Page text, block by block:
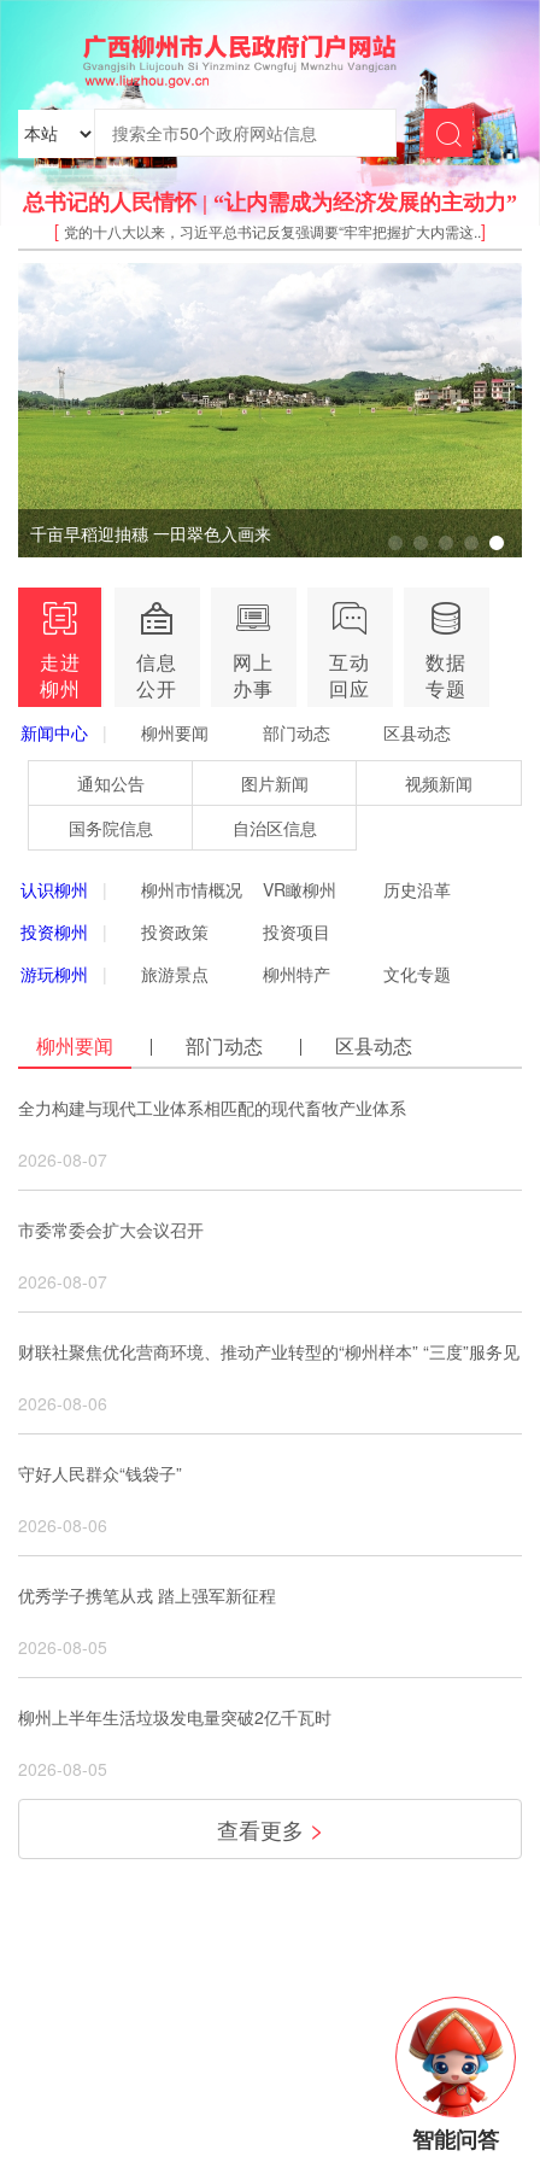
总书记的人民情怀 | “让内需成为经济发展的主动力”
[ 党的十八大以来，习近平总书记反复强调要“牢牢把握扩大内需这..]
千亩早稻迎抽穗 一田翠色入画来

走进
柳州

信息
公开

网上
办事

互动
回应

数据
专题
新闻中心 | 柳州要闻 部门动态 区县动态
通知公告 图片新闻
视频新闻
国务院信息
自治区信息
认识柳州 | 柳州市情概况 VR瞰柳州
历史沿革
投资柳州
| 投资政策
投资项目
游玩柳州
| 旅游景点 柳州特产 文化专题
柳州要闻 部门动态 区县动态
全力构建与现代工业体系相匹配的现代畜牧产业体系
2026-08-07
市委常委会扩大会议召开
2026-08-07
财联社聚焦优化营商环境、推动产业转型的“柳州样本” “三度”服务见
真章！柳州工业跑出增长加速度
2026-08-06
​守好人民群众“钱袋子”
2026-08-06
优秀学子携笔从戎 踏上强军新征程
2026-08-05
柳州上半年生活垃圾发电量突破2亿千瓦时
2026-08-05
查看更多 >
智能问答